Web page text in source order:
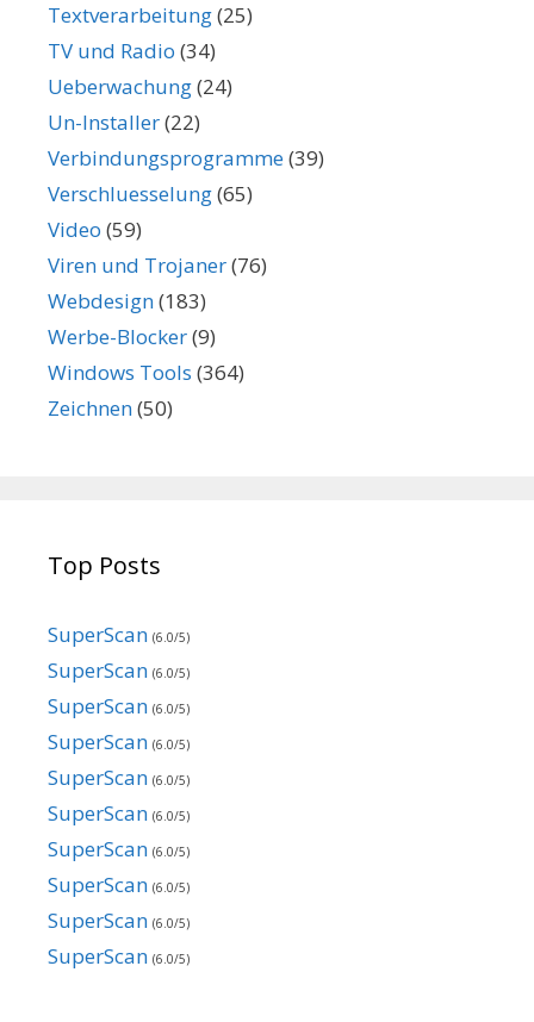
Textverarbeitung(25)
TV und Radio (34)
Ueberwachung(24)
Un-Installer(22)
Verbindungsprogramme(39)
Verschluesselung(65)
Video (59)
Viren und Trojaner(76)
Webdesign(183)
Werbe-Blocker(9)
Windows Tools (364)
Zeichnen(50)
Top Posts
SuperScan (6.0/5)
SuperScan (6.0/5)
SuperScan (6.0/5)
SuperScan (6.0/5)
SuperScan (6.0/5)
SuperScan (6.0/5)
SuperScan (6.0/5)
SuperScan (6.0/5)
SuperScan (6.0/5)
SuperScan (6.0/5)